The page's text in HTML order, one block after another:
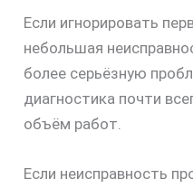
Если игнорировать
небольшая
более серьёзную
диагностика почти
объём работ.
Если неисправность